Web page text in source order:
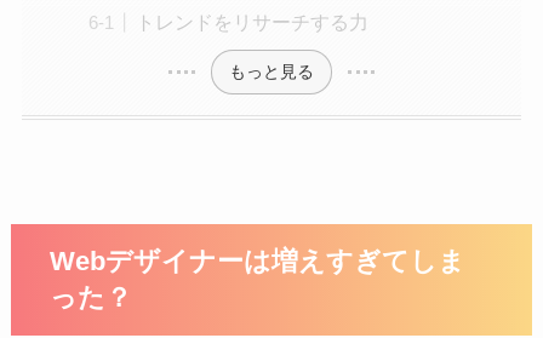
トレンドをリサーチする力
もっと見る
Webデザイナーは増えすぎてしま
った？